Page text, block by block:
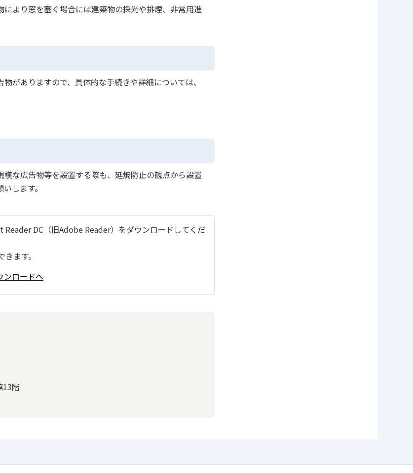
より窓を塞ぐ場合には建築物の採光や排煙、非常用進
がありますので、具体的な手続きや詳細については、
な広告物等を設置する際も、延焼防止の観点から設置
します。
DC（旧Adobe Reader）をダウンロードしてくだ
ます。
ンロードへ
階